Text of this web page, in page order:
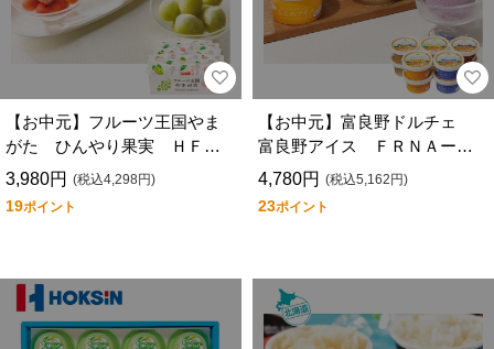
【お中元】フルーツ王国やま
がた ひんやり果実 ＨＦー
ＦＹＡ
3,980円 (税込4,298円)
19ポイント
【お中元】富良野ドルチェ
富良野アイス ＦＲＮＡー１
０
4,780円 (税込5,162円)
23ポイント